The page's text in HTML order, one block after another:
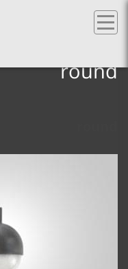
content
round